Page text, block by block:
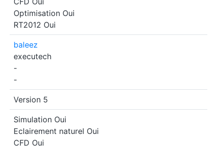
Optimisation Oui
RT2012 Oui
baleez
executech
-
-
Version 5
Simulation Oui
Eclairement naturel Oui
CFD Oui